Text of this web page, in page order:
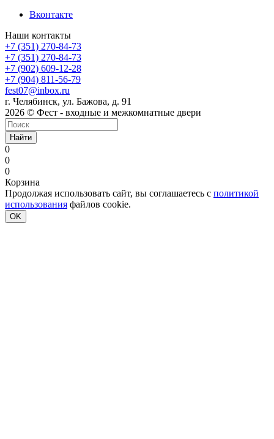
Вконтакте
Наши контакты
+7 (351) 270-84-73
+7 (351) 270-84-73
+7 (902) 609-12-28
+7 (904) 811-56-79
fest07@inbox.ru
г. Челябинск, ул. Бажова, д. 91
2026 © Фест - входные и межкомнатные двери
Найти
0
0
0
Корзина
Продолжая использовать сайт, вы соглашаетесь с политикой
использования файлов cookie.
OK